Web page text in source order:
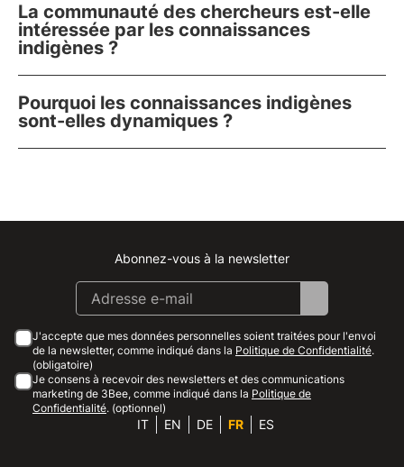
La communauté des chercheurs est-elle
intéressée par les connaissances
indigènes ?
Pourquoi les connaissances indigènes
sont-elles dynamiques ?
Instagram
Facebook
Linkedin
Youtube
Abonnez-vous à la newsletter
J'accepte que mes données personnelles soient traitées pour l'envoi
de la newsletter, comme indiqué dans la Politique de Confidentialité.
(obligatoire)
Je consens à recevoir des newsletters et des communications
marketing de 3Bee, comme indiqué dans la Politique de
Confidentialité. (optionnel)
IT EN DE FR ES